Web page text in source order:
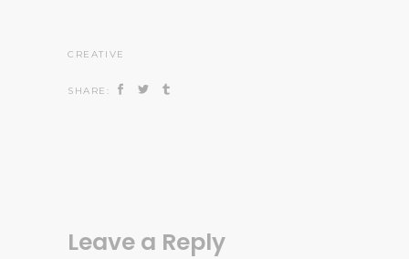
CREATIVE
SHARE:
Leave a Reply